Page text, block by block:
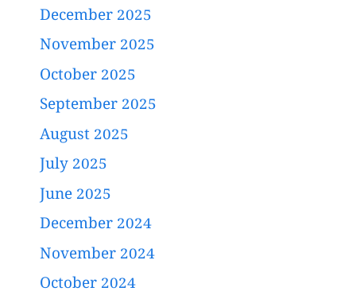
December 2025
November 2025
October 2025
September 2025
August 2025
July 2025
June 2025
December 2024
November 2024
October 2024